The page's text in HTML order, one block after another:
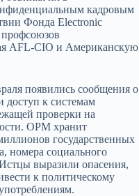
кадровым
Фонда Electronic
AFL-CIO и Американскую
появились сообщения о
доступ к системам
проверки на
ОPM хранит
государственных
номера социального
выразили опасения,
к политическому